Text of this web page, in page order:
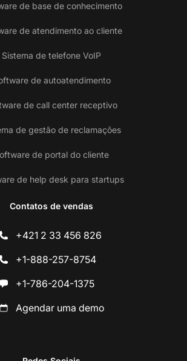
de base de conhecimento
de atendimento ao cliente
Sistema de telefone VoIP
de autoatendimento
de call center receptivo
de gestão de reclamações
de portal do cliente
de help desk para startups
Contatos de vendas
+421 2 33 456 826
+1-888-257-8754
+1-786-204-1375
Agendar uma demo